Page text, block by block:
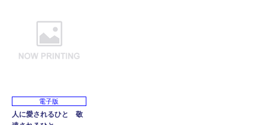
電子版
人に愛されるひと 敬